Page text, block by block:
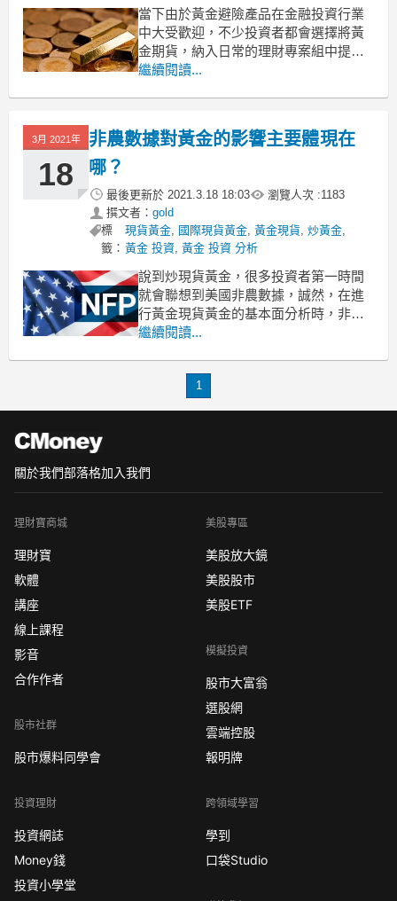
當下由於黃金避險產品在金融投資行業
中大受歡迎，不少投資者都會選擇將黃
金期貨，納入日常的理財專案組中提高
收益。可是部分朋友會發現，同樣是炒
看看這兩個方法：
1、關注美國經濟數據
繼續閱讀...
3月 2021年
18
非農數據對黃金的影響主要體現在
哪？
最後更新於 2021.3.18 18:03 瀏覽人次 :1183
撰文者： gold
標
籤：
現貨黃金, 國際現貨黃金,黃金現貨,炒黃金,
黃金 投資,黃金 投資 分析
說到炒現貨黃金，很多投資者第一時間
就會聯想到美國非農數據，誠然，在進
行黃金現貨黃金的基本面分析時，非農
數據是投資者必須關注、參考的重要因
1、非農對金價有什麼影響？
繼續閱讀...
1
關於我們部落格加入我們
理財寶商城
理財寶
軟體
講座
線上課程
影音
合作作者
股市社群
股市爆料同學會
投資理財
投資網誌
Money錢
投資小學堂
美股專區
美股放大鏡
美股股市
美股ETF
模擬投資
股市大富翁
選股網
雲端控股
報明牌
跨領域學習
學到
口袋Studio